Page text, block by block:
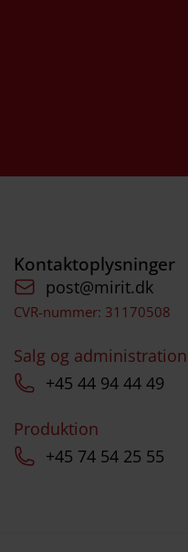
Kontaktoplysninger
post@mirit.dk
CVR-nummer: 31170508
Salg og administration
+45 44 94 44 49
Produktion
+45 74 54 25 55